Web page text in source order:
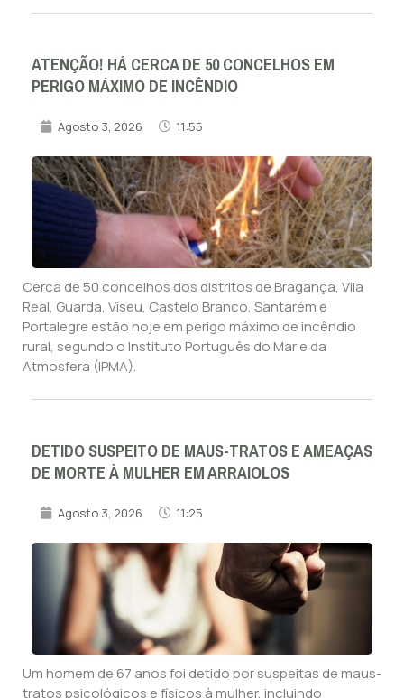
ATENÇÃO! HÁ CERCA DE 50 CONCELHOS EM
PERIGO MÁXIMO DE INCÊNDIO
Agosto 3, 2026 11:55
Cerca de 50 concelhos dos distritos de Bragança, Vila
Real, Guarda, Viseu, Castelo Branco, Santarém e
Portalegre estão hoje em perigo máximo de incêndio
rural, segundo o Instituto Português do Mar e da
Atmosfera (IPMA).
DETIDO SUSPEITO DE MAUS-TRATOS E AMEAÇAS
DE MORTE À MULHER EM ARRAIOLOS
Agosto 3, 2026 11:25
Um homem de 67 anos foi detido por suspeitas de maus-
tratos psicológicos e físicos à mulher, incluindo